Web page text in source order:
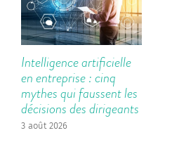
Intelligence artificielle
en entreprise : cinq
mythes qui faussent les
décisions des dirigeants
3 août 2026